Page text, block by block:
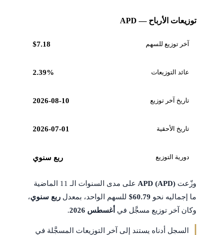
توزيعات الأرباح — APD
آخر توزيع للسهم $7.18
عائد التوزيعات 2.39%
تاريخ آخر توزيع 2026-08-10
تاريخ الأحقية 2026-07-01
دورية التوزيع ربع سنوي
وزّعت APD (APD)
على مدى السنوات الـ 11 الماضية
ما إجماليه نحو $60.79للسهم الواحد، بمعدل ربع سنوي،
وكان آخر توزيع مسجَّل في أغسطس 2026 .
السجل أدناه يستند إلى آخر التوزيعات المسجَّلة في